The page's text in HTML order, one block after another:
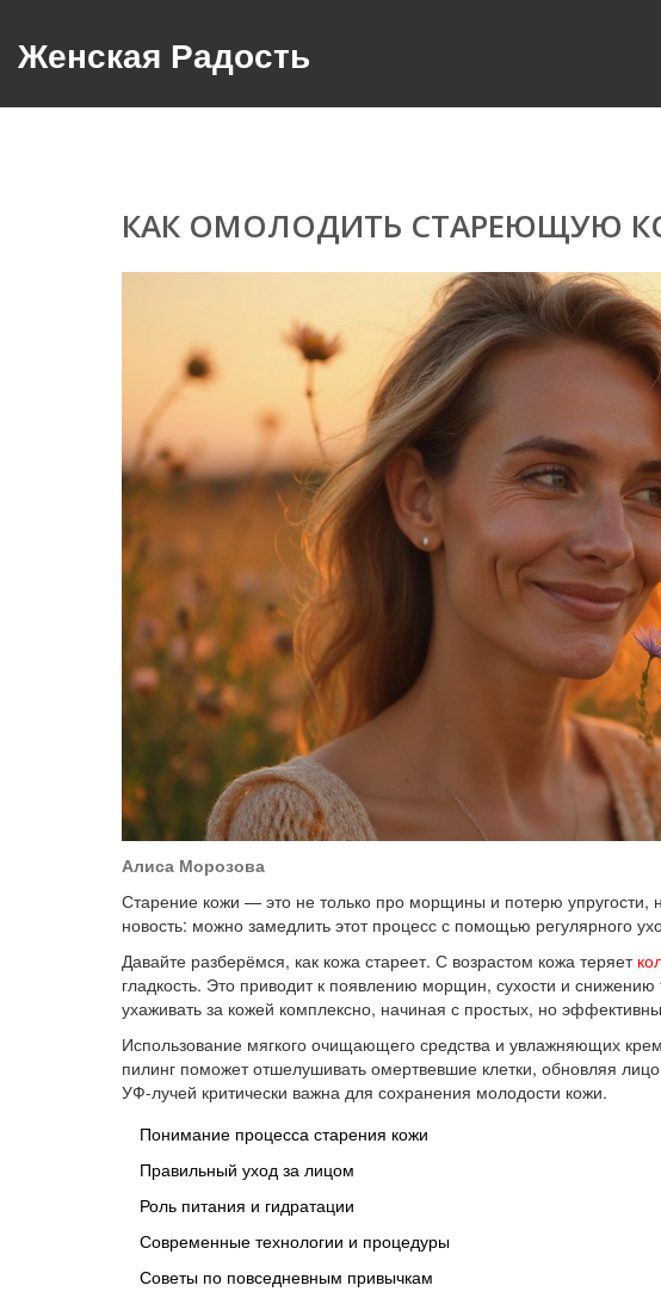
Женская Радость
КАК ОМОЛОДИТЬ СТАРЕЮЩУЮ
Алиса Морозова
Старение кожи — это не только про морщины и потерю
новость: можно замедлить этот процесс с помощью регулярного
Давайте разберёмся, как кожа стареет. С возрастом кожа теряет
гладкость. Это приводит к появлению морщин, сухости и
ухаживать за кожей комплексно, начиная с простых, но
Использование мягкого очищающего средства и увлажняющих
пилинг поможет отшелушивать омертвевшие клетки, обновляя
УФ-лучей критически важна для сохранения молодости кожи.
Понимание процесса старения кожи
Правильный уход за лицом
Роль питания и гидратации
Современные технологии и процедуры
Советы по повседневным привычкам